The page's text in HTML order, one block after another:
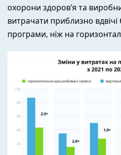
охорони здоров’я та
витрачати приблизно
програми, ніж на